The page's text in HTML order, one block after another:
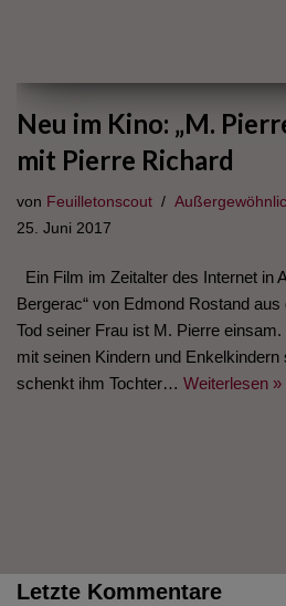
Neu im Kino: „M.
mit Pierre Richard
von Feuilletonscout
25. Juni 2017
Ein Film im Zeitalter des Internet in
Bergerac“ von Edmond Rostand
Tod seiner Frau ist M. Pierre
mit seinen Kindern und
schenkt ihm Tochter… Weiterlesen »
Letzte Kommentare